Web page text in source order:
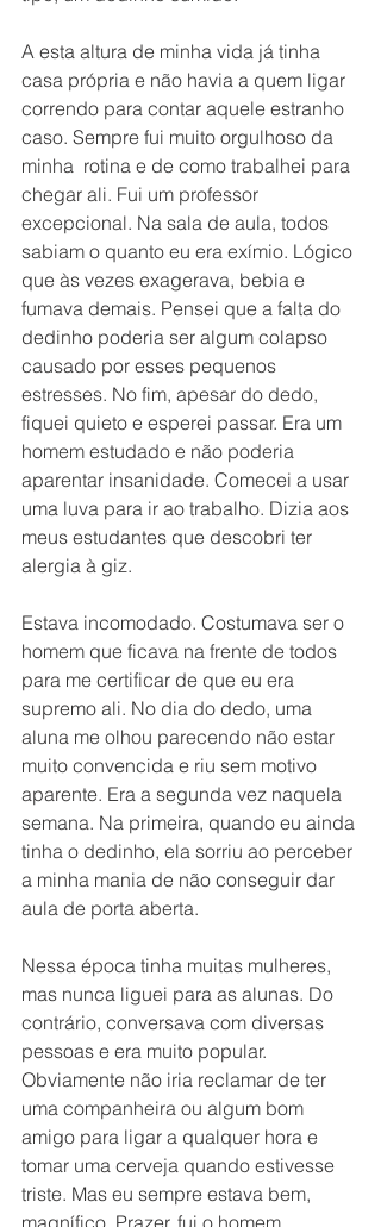
A esta altura de minha vida já tinha
casa própria e não havia a quem ligar
correndo para contar aquele estranho
caso. Sempre fui muito orgulhoso da
minha  rotina e de como trabalhei para
chegar ali. Fui um professor
excepcional. Na sala de aula, todos
sabiam o quanto eu era exímio. Lógico
que às vezes exagerava, bebia e
fumava demais. Pensei que a falta do
dedinho poderia ser algum colapso
causado por esses pequenos
estresses. No fim, apesar do dedo,
fiquei quieto e esperei passar. Era um
homem estudado e não poderia
aparentar insanidade. Comecei a usar
uma luva para ir ao trabalho. Dizia aos
meus estudantes que descobri ter
alergia à giz.
Estava incomodado. Costumava ser o
homem que ficava na frente de todos
para me certificar de que eu era
supremo ali. No dia do dedo, uma
aluna me olhou parecendo não estar
muito convencida e riu sem motivo
aparente. Era a segunda vez naquela
semana. Na primeira, quando eu ainda
tinha o dedinho, ela sorriu ao perceber
a minha mania de não conseguir dar
aula de porta aberta.
Nessa época tinha muitas mulheres,
mas nunca liguei para as alunas. Do
contrário, conversava com diversas
pessoas e era muito popular.
Obviamente não iria reclamar de ter
uma companheira ou algum bom
amigo para ligar a qualquer hora e
tomar uma cerveja quando estivesse
triste. Mas eu sempre estava bem,
magnífico. Prazer, fui o homem